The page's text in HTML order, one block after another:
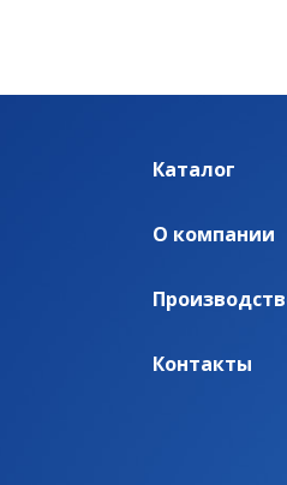
Каталог
О компании
Контакты